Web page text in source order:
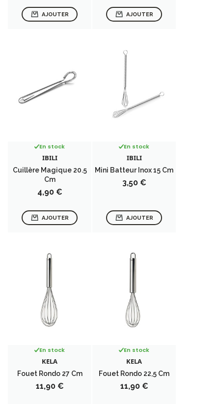
AJOUTER AJOUTER
En stock
IBILI
Cuillère Magique 20.5
Cm
Prix
4,90 €
AJOUTER
En stock
IBILI
Mini Batteur Inox 15 Cm
Prix
3,50 €
AJOUTER
En stock
KELA
Fouet Rondo 27 Cm
Prix
11,90 €
En stock
KELA
Fouet Rondo 22,5 Cm
Prix
11,90 €